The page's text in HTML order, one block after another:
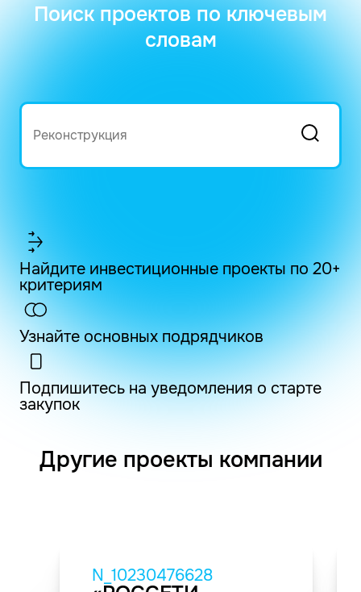
Поиск проектов по ключевым
словам
Найдите инвестиционные проекты по 20+
критериям
Узнайте основных подрядчиков
Подпишитесь на уведомления о старте
закупок
Другие проекты компании
N_10230476628